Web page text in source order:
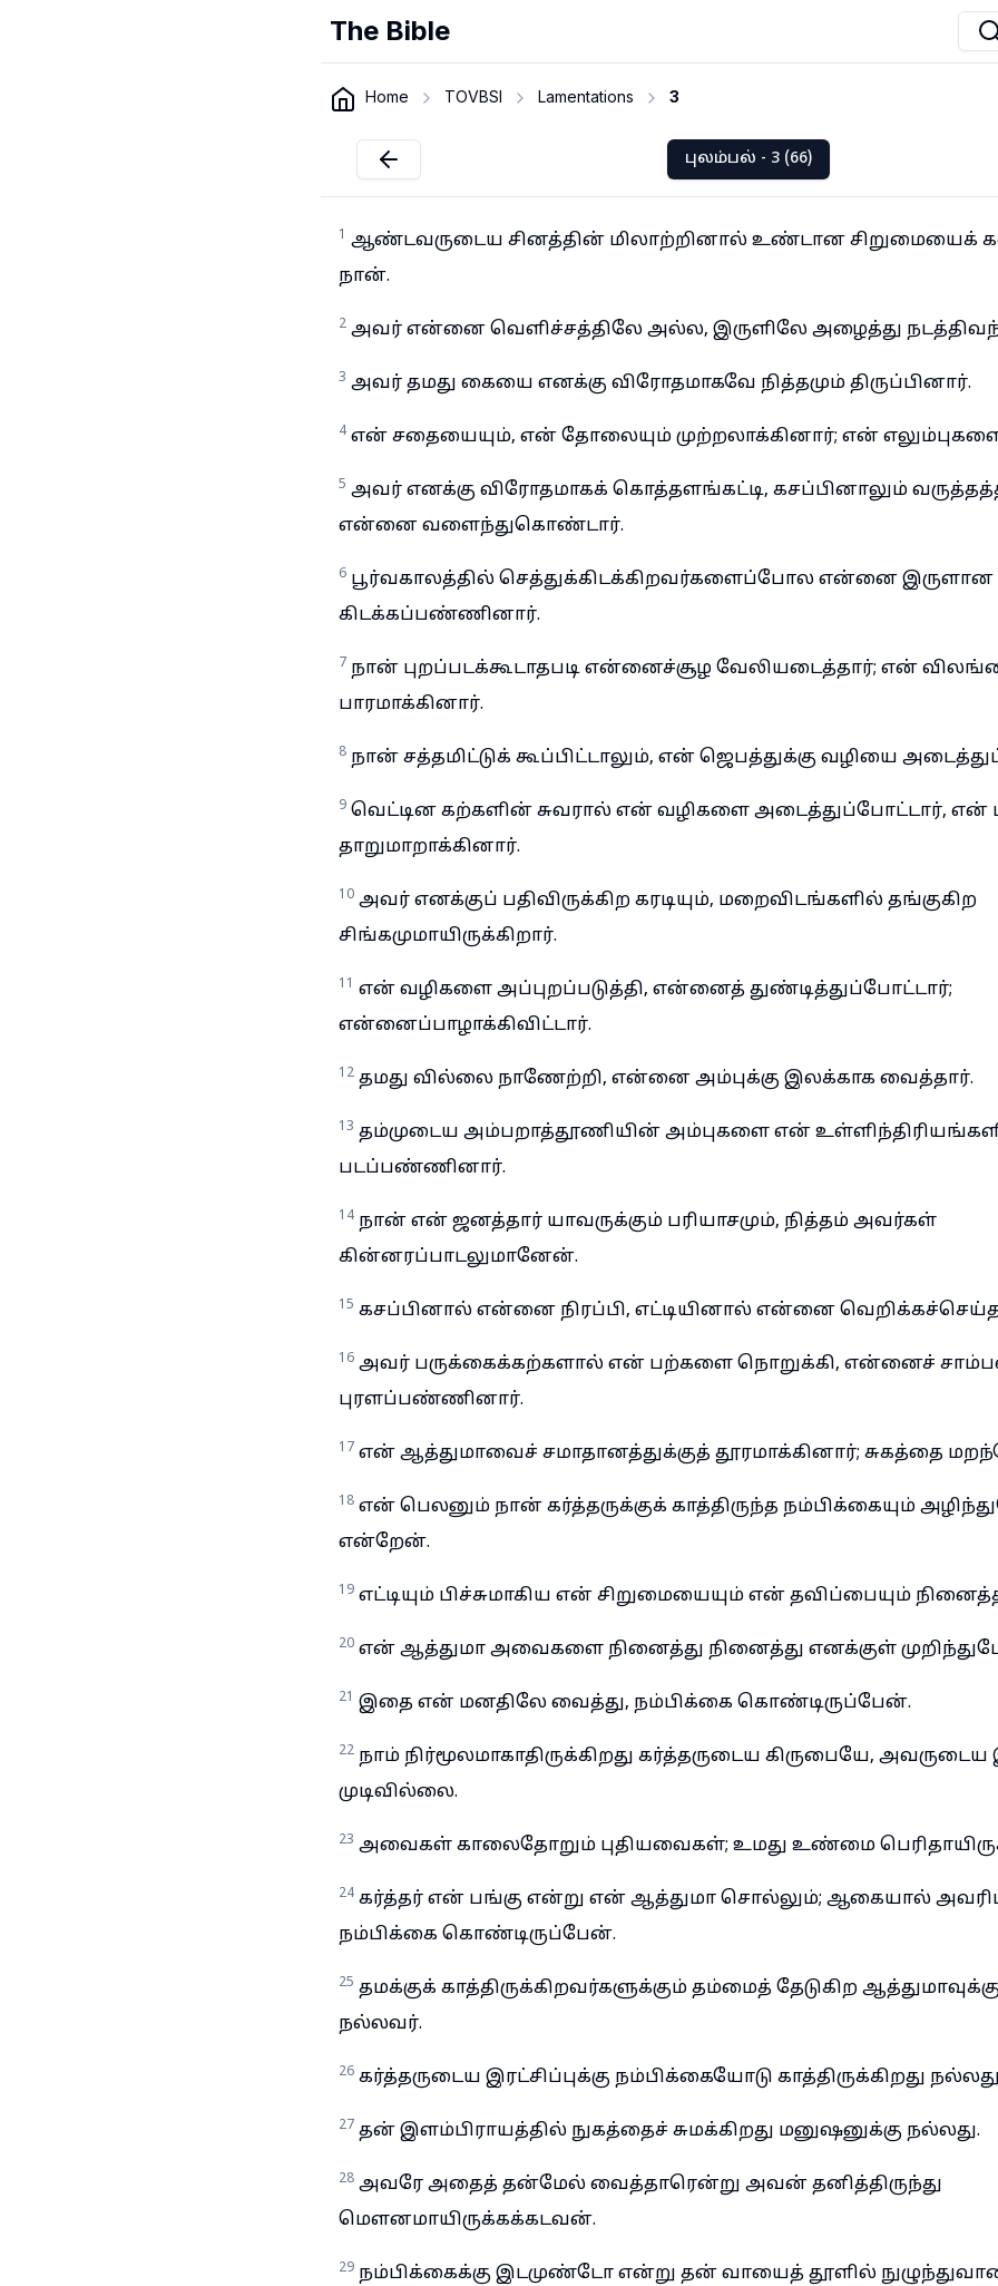
The Bible
Home TOVBSI Lamentations 3
புலம்பல் - 3 (66)
1 ஆண்டவருடைய சினத்தின் மிலாற்றினால் உண்டான சிறுமையைக்
நான்.
2 அவர் என்னை வெளிச்சத்திலே அல்ல, இருளிலே அழைத்து
3 அவர் தமது கையை எனக்கு விரோதமாகவே நித்தமும் திருப்பினார்.
4 என் சதையையும், என் தோலையும் முற்றலாக்கினார்; என்
5 அவர் எனக்கு விரோதமாகக் கொத்தளங்கட்டி, கசப்பினாலும்
என்னை வளைந்துகொண்டார்.
6 பூர்வகாலத்தில் செத்துக்கிடக்கிறவர்களைப்போல என்னை
கிடக்கப்பண்ணினார்.
7 நான் புறப்படக்கூடாதபடி என்னைச்சூழ வேலியடைத்தார்; என்
பாரமாக்கினார்.
8 நான் சத்தமிட்டுக் கூப்பிட்டாலும், என் ஜெபத்துக்கு வழியை
9 வெட்டின கற்களின் சுவரால் என் வழிகளை அடைத்துப்போட்டார்,
தாறுமாறாக்கினார்.
10 அவர் எனக்குப் பதிவிருக்கிற கரடியும், மறைவிடங்களில் தங்குகிற
சிங்கமுமாயிருக்கிறார்.
11 என் வழிகளை அப்புறப்படுத்தி, என்னைத் துண்டித்துப்போட்டார்;
என்னைப்பாழாக்கிவிட்டார்.
12 தமது வில்லை நாணேற்றி, என்னை அம்புக்கு இலக்காக வைத்தார்.
13 தம்முடைய அம்பறாத்தூணியின் அம்புகளை என்
படப்பண்ணினார்.
14 நான் என் ஜனத்தார் யாவருக்கும் பரியாசமும், நித்தம் அவர்கள்
கின்னரப்பாடலுமானேன்.
15 கசப்பினால் என்னை நிரப்பி, எட்டியினால் என்னை
16 அவர் பருக்கைக்கற்களால் என் பற்களை நொறுக்கி, என்னைச்
புரளப்பண்ணினார்.
17 என் ஆத்துமாவைச் சமாதானத்துக்குத் தூரமாக்கினார்; சுகத்தை
18 என் பெலனும் நான் கர்த்தருக்குக் காத்திருந்த நம்பிக்கையும்
என்றேன்.
19 எட்டியும் பிச்சுமாகிய என் சிறுமையையும் என் தவிப்பையும்
20 என் ஆத்துமா அவைகளை நினைத்து நினைத்து எனக்குள்
21 இதை என் மனதிலே வைத்து, நம்பிக்கை கொண்டிருப்பேன்.
22 நாம் நிர்மூலமாகாதிருக்கிறது கர்த்தருடைய கிருபையே,
முடிவில்லை.
23 அவைகள் காலைதோறும் புதியவைகள்; உமது உண்மை
24 கர்த்தர் என் பங்கு என்று என் ஆத்துமா சொல்லும்; ஆகையால்
நம்பிக்கை கொண்டிருப்பேன்.
25 தமக்குக் காத்திருக்கிறவர்களுக்கும் தம்மைத் தேடுகிற
நல்லவர்.
26 கர்த்தருடைய இரட்சிப்புக்கு நம்பிக்கையோடு காத்திருக்கிறது
27 தன் இளம்பிராயத்தில் நுகத்தைச் சுமக்கிறது மனுஷனுக்கு நல்லது.
28 அவரே அதைத் தன்மேல் வைத்தாரென்று அவன் தனித்திருந்து
மெளனமாயிருக்கக்கடவன்.
29 நம்பிக்கைக்கு இடமுண்டோ என்று தன் வாயைத் தூளில்